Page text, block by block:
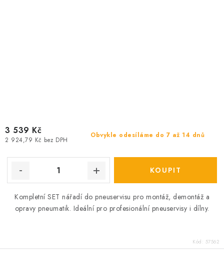
Obvykle odesíláme do 7 až 14 dnů
2 924,79 Kč bez DPH
3 539 Kč
Kompletní SET nářadí do pneuservisu pro montáž, demontáž a
opravy pneumatik. Ideální pro profesionální pneuservisy i dílny.
Kód: 57562